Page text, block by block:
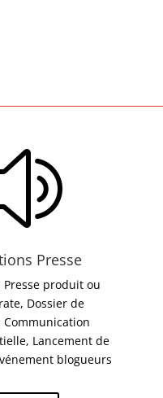
Presse
Presse produit ou
Dossier de
Communication
Lancement de
blogueurs